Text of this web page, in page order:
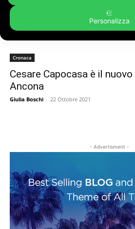
Cronaca
Cesare Capocasa è il
Ancona
Giulia Boschi - 22 Ottobre 2021
- Advertisment -
Personalizza